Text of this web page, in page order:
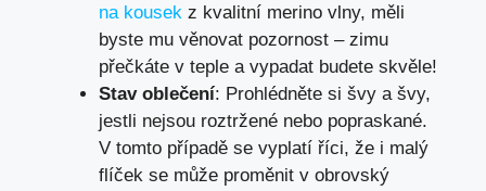
na kousek z kvalitní merino vlny, měli
byste mu věnovat pozornost – zimu
přečkáte v teple a vypadat budete skvěle!
Stav oblečení: Prohlédněte si švy a švy,
jestli nejsou roztržené nebo popraskané.
V tomto případě se vyplatí říci, že i malý
flíček se může proměnit v obrovský